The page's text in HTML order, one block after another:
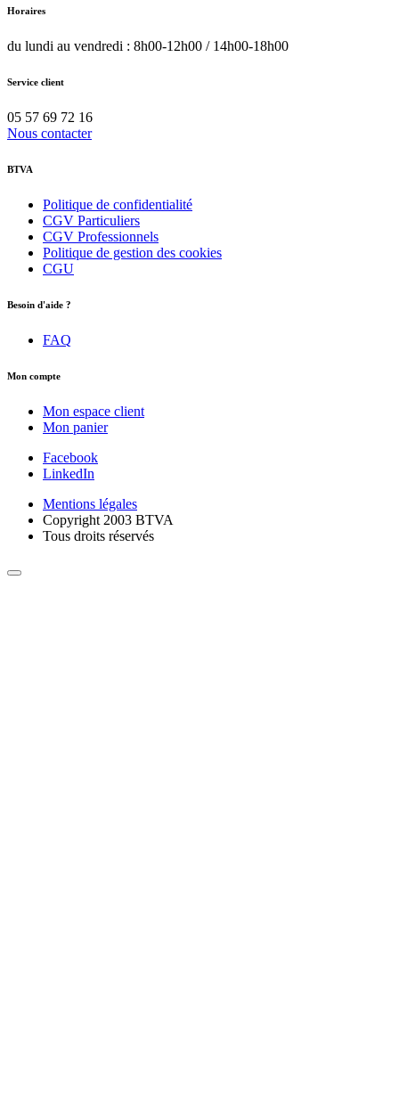
Horaires
du lundi au vendredi : 8h00-12h00 / 14h00-18h00
Service client
05 57 69 72 16
Nous contacter
BTVA
Politique de confidentialité
CGV Particuliers
CGV Professionnels
Politique de gestion des cookies
CGU
Besoin d'aide ?
FAQ
Mon compte
Mon espace client
Mon panier
Facebook
LinkedIn
Mentions légales
Copyright 2003 BTVA
Tous droits réservés